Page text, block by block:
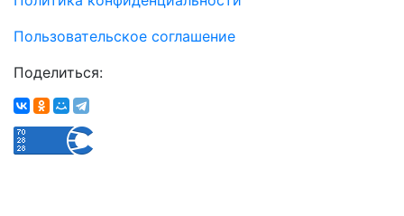
Пользовательское соглашение
Поделиться: